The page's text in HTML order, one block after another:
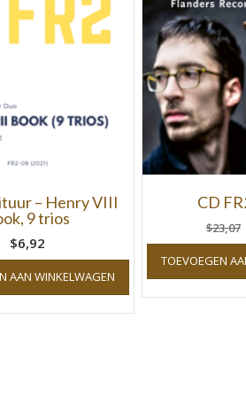
– Henry VIII
9 trios
$6,92
AAN WINKELWAGEN
CD
$23,07
TOEVOEGEN